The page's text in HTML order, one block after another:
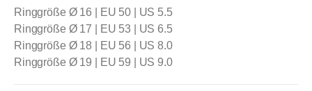
Ringgröße Ø 16 | EU 50 | US 5.5
Ringgröße Ø 17 | EU 53 | US 6.5
Ringgröße Ø 18 | EU 56 | US 8.0
Ringgröße Ø 19 | EU 59 | US 9.0